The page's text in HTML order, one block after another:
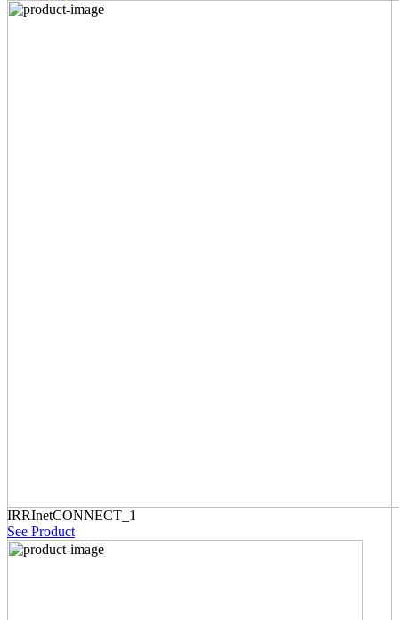
IRRInetCONNECT_1
See Product